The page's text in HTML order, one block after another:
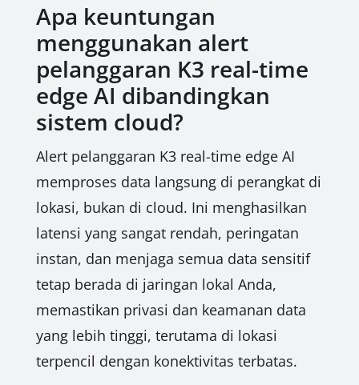
Apa keuntungan
menggunakan alert
pelanggaran K3 real-time
edge AI dibandingkan
sistem cloud?
Alert pelanggaran K3 real-time edge AI
memproses data langsung di perangkat di
lokasi, bukan di cloud. Ini menghasilkan
latensi yang sangat rendah, peringatan
instan, dan menjaga semua data sensitif
tetap berada di jaringan lokal Anda,
memastikan privasi dan keamanan data
yang lebih tinggi, terutama di lokasi
terpencil dengan konektivitas terbatas.